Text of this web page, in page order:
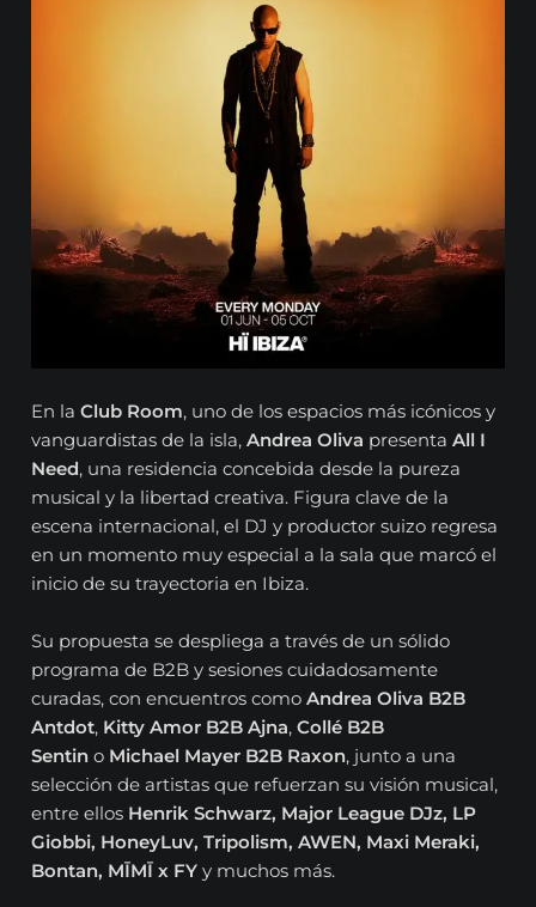
En laClub Room, uno de los espacios más icónicos y
vanguardistas de la isla,Andrea Oliva presentaAll I
Need, una residencia concebida desde la pureza
musical y la libertad creativa. Figura clave de la
escena internacional, el DJ y productor suizo regresa
en un momento muy especial a la sala que marcó el
inicio de su trayectoria en Ibiza.
Su propuesta se despliega a través de un sólido
programa de B2B y sesiones cuidadosamente
curadas, con encuentros comoAndrea Oliva B2B
Antdot, Kitty Amor B2B Ajna,Collé B2B
Sentin o Michael Mayer B2B Raxon, junto a una
selección de artistas que refuerzan su visión musical,
entre ellos Henrik Schwarz, Major League DJz, LP
Giobbi, HoneyLuv, Tripolism, AWEN, Maxi Meraki,
Bontan, MĪMĪ x FY y muchos más.